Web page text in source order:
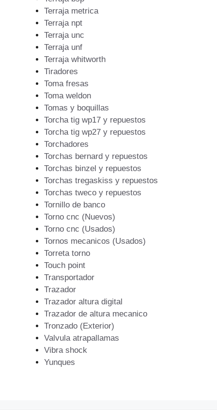
Terraja metrica
Terraja npt
Terraja unc
Terraja unf
Terraja whitworth
Tiradores
Toma fresas
Toma weldon
Tomas y boquillas
Torcha tig wp17 y repuestos
Torcha tig wp27 y repuestos
Torchadores
Torchas bernard y repuestos
Torchas binzel y repuestos
Torchas tregaskiss y repuestos
Torchas tweco y repuestos
Tornillo de banco
Torno cnc (Nuevos)
Torno cnc (Usados)
Tornos mecanicos (Usados)
Torreta torno
Touch point
Transportador
Trazador
Trazador altura digital
Trazador de altura mecanico
Tronzado (Exterior)
Valvula atrapallamas
Vibra shock
Yunques